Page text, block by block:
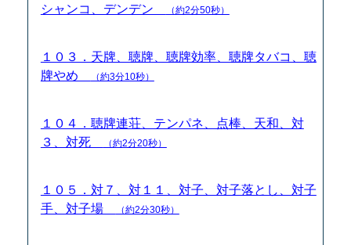
シャンコ、デンデン
（約2分50秒）
１０３．天牌、聴牌、聴牌効率、聴牌タバコ、聴
牌やめ
（約3分10秒）
１０４．聴牌連荘、テンパネ、点棒、天和、対
３、対死
（約2分20秒）
１０５．対７、対１１、対子、対子落とし、対子
手、対子場
（約2分30秒）